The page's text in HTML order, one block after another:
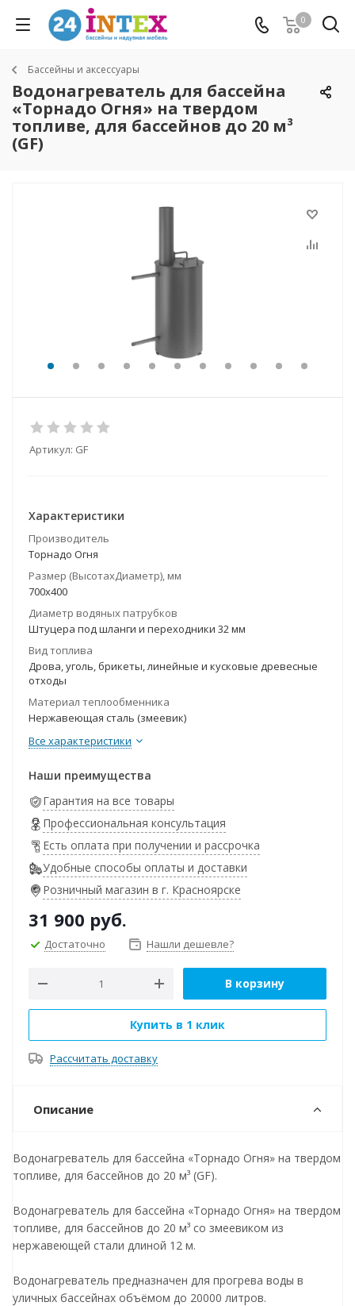
0
Бассейны и аксессуары
Водонагреватель для бассейна
«Торнадо Огня» на твердом
топливе, для бассейнов до 20 м³
(GF)
Артикул: GF
Характеристики
Производитель
Торнадо Огня
Размер (ВысотахДиаметр), мм
700х400
Диаметр водяных патрубков
Штуцера под шланги и переходники 32 мм
Вид топлива
Дрова, уголь, брикеты, линейные и кусковые древесные
отходы
Материал теплообменника
Нержавеющая сталь (змеевик)
Все характеристики
Наши преимущества
Гарантия на все товары
Профессиональная консультация
Есть оплата при получении и рассрочка
Удобные способы оплаты и доставки
Розничный магазин в г. Красноярске
31 900 руб.
Достаточно Нашли дешевле?
В корзину
Купить в 1 клик
Рассчитать доставку
Описание
Водонагреватель для бассейна «Торнадо Огня» на твердом
топливе, для бассейнов до 20 м³ (GF).
Водонагреватель для бассейна «Торнадо Огня» на твердом
топливе, для бассейнов до 20 м³ со змеевиком из
нержавеющей стали длиной 12 м.
Водонагреватель предназначен для прогрева воды в
уличных бассейнах объёмом до 20000 литров.